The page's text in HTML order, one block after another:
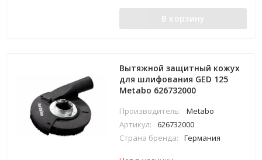
В корзину
Вытяжной защитный кожух
для шлифования GED 125
Metabo 626732000
Производитель:
Metabo
Артикул:
626732000
Страна бренда:
Германия